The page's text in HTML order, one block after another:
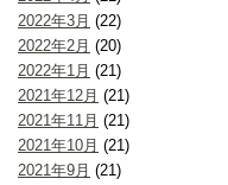
2022年3月 (22)
2022年2月 (20)
2022年1月 (21)
2021年12月 (21)
2021年11月 (21)
2021年10月 (21)
2021年9月 (21)